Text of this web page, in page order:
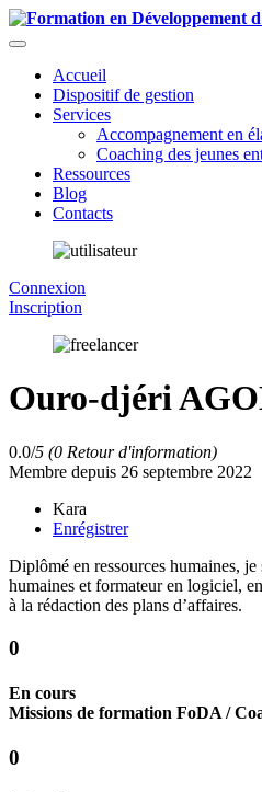
Accueil
Dispositif de gestion
Services
Accompagnement en
Coaching des jeunes
Ressources
Blog
Contacts
Connexion
Inscription
Ouro-djéri
0.0/5 (0 Retour d'information)
Membre depuis 26 septembre 2022
Kara
Enrégistrer
Diplômé en ressources humaines, je
humaines et formateur en logiciel,
à la rédaction des plans d’affaires.
0
En cours
Missions de formation FoDA /
0